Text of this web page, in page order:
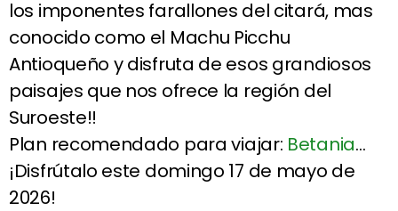
los imponentes farallones del citará, mas
conocido como el Machu Picchu
Antioqueño y disfruta de esos grandiosos
paisajes que nos ofrece la región del
Suroeste!!
Plan recomendado para viajar: Betania…
¡Disfrútalo este domingo 17 de mayo de
2026!